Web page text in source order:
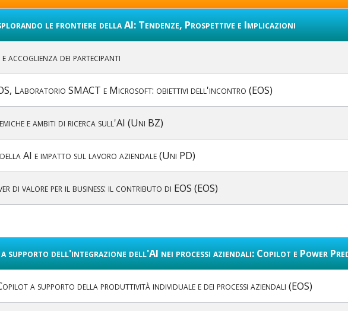
le frontiere della AI: Tendenze, Prospettive e Implicazioni
accoglienza dei partecipanti
Laboratorio SMACT e Microsoft: obiettivi dell'incontro (EOS)
e ambiti di ricerca sull'AI (Uni BZ)
AI e impatto sul lavoro aziendale (Uni PD)
di valore per il business: il contributo di EOS (EOS)
supporto dell'integrazione dell'AI nei processi aziendali: Copilot e Power
a supporto della produttività individuale e dei processi aziendali (EOS)